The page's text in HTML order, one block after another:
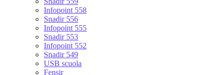
Infopoint 558
Snadir 556
Infopoint 555
Snadir 553
Infopoint 552
Snadir 549
USB scuola
Fensir